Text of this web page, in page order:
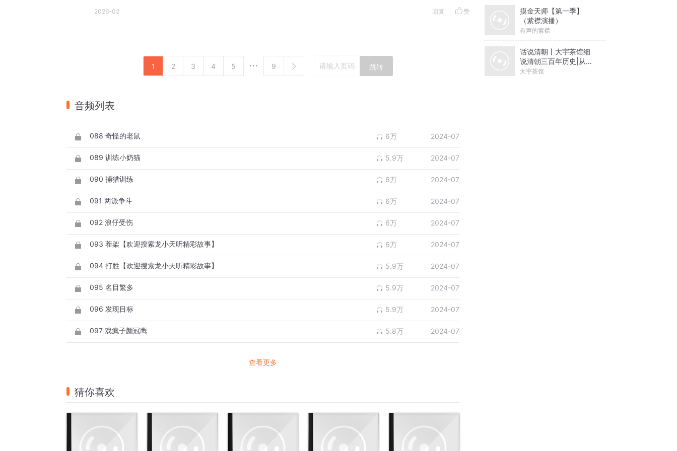
2026-02 回复 赞
1 2 3 4 5 9 跳转
音频列表
088 奇怪的老鼠 6万 2024-07
089 训练小奶猫 5.9万 2024-07
090 捕猎训练 6万 2024-07
091 两派争斗 6万 2024-07
092 浪仔受伤 6万 2024-07
093 茬架【欢迎搜索龙小天听精彩故事】 6万 2024-07
094 打胜【欢迎搜索龙小天听精彩故事】 5.9万 2024-07
095 名目繁多 5.9万 2024-07
096 发现目标 5.9万 2024-07
097 戏疯子颜冠鹰 5.8万 2024-07
查看更多
猜你喜欢
摸金天师【第一季】
（紫襟演播）
有声的紫襟
话说清朝丨大宇茶馆细
说清朝三百年历史|从努
尔哈赤到末代皇帝溥仪|
大宇茶馆